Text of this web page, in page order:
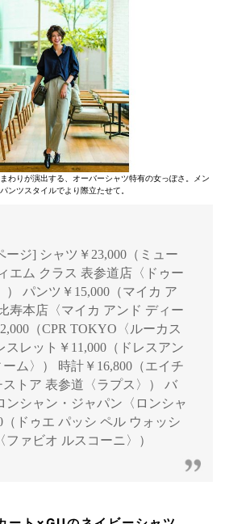
わりが演出する、オーバーシャツ特有の女っぽさ。メン
ンツスタイルでより際立たせて。
ージ] シャツ￥23,000（ミュー
エム クラス 表参道店〈ドゥー
） パンツ￥15,000（マイカ ア
寿本店〈マイカ アンド ディー
（CPR TOKYO〈ルーカス
スレット￥11,000（ドレスアン
ム〉） 時計￥16,800（エイチ
トア 表参道〈ラプス〉） バ
ンシャン・ジャパン〈ロンシャ
（ドゥエ パッシ ペル ウォッシ
ファビオ ルスコーニ〉）